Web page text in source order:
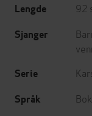
Lengde 92
Sjanger
Serie
Språk